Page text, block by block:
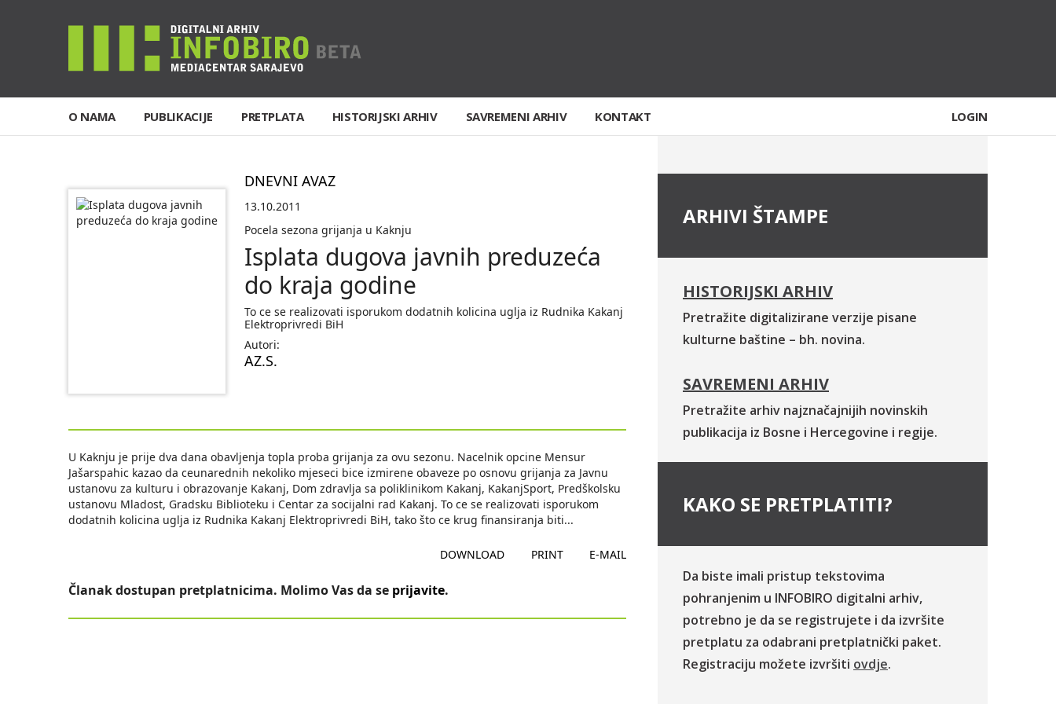
O NAMA PUBLIKACIJE PRETPLATA HISTORIJSKI ARHIV SAVREMENI ARHIV KONTAKT LOGIN
DNEVNI AVAZ
13.10.2011
Pocela sezona grijanja u Kaknju
Isplata dugova javnih preduzeća
do kraja godine
To ce se realizovati isporukom dodatnih kolicina uglja iz Rudnika Kakanj
Elektroprivredi BiH
Autori:
AZ.S.
U Kaknju je prije dva dana obavljenja topla proba grijanja za ovu sezonu. Nacelnik opcine Mensur
Jašarspahic kazao da ceunarednih nekoliko mjeseci bice izmirene obaveze po osnovu grijanja za Javnu
ustanovu za kulturu i obrazovanje Kakanj, Dom zdravlja sa poliklinikom Kakanj, KakanjSport, Predškolsku
ustanovu Mladost, Gradsku Biblioteku i Centar za socijalni rad Kakanj. To ce se realizovati isporukom
dodatnih kolicina uglja iz Rudnika Kakanj Elektroprivredi BiH, tako što ce krug finansiranja biti...
DOWNLOAD PRINT E-MAIL
Članak dostupan pretplatnicima. Molimo Vas da se prijavite.
ARHIVI ŠTAMPE
HISTORIJSKI ARHIV
Pretražite digitalizirane verzije pisane
kulturne baštine – bh. novina.
SAVREMENI ARHIV
Pretražite arhiv najznačajnijih novinskih
publikacija iz Bosne i Hercegovine i regije.
KAKO SE PRETPLATITI?
Da biste imali pristup tekstovima
pohranjenim u INFOBIRO digitalni arhiv,
potrebno je da se registrujete i da izvršite
pretplatu za odabrani pretplatnički paket.
Registraciju možete izvršiti ovdje.